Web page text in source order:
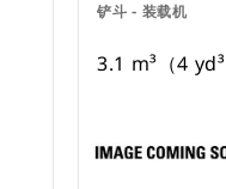
铲斗 - 装载机
3.1 m³（4